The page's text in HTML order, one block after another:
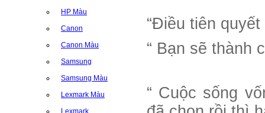
HP Màu
Canon
Canon Màu
Samsung
Samsung Màu
Lexmark Màu
Lexmark
“Điều tiên
“ Bạn sẽ thành
“ Cuộc sống